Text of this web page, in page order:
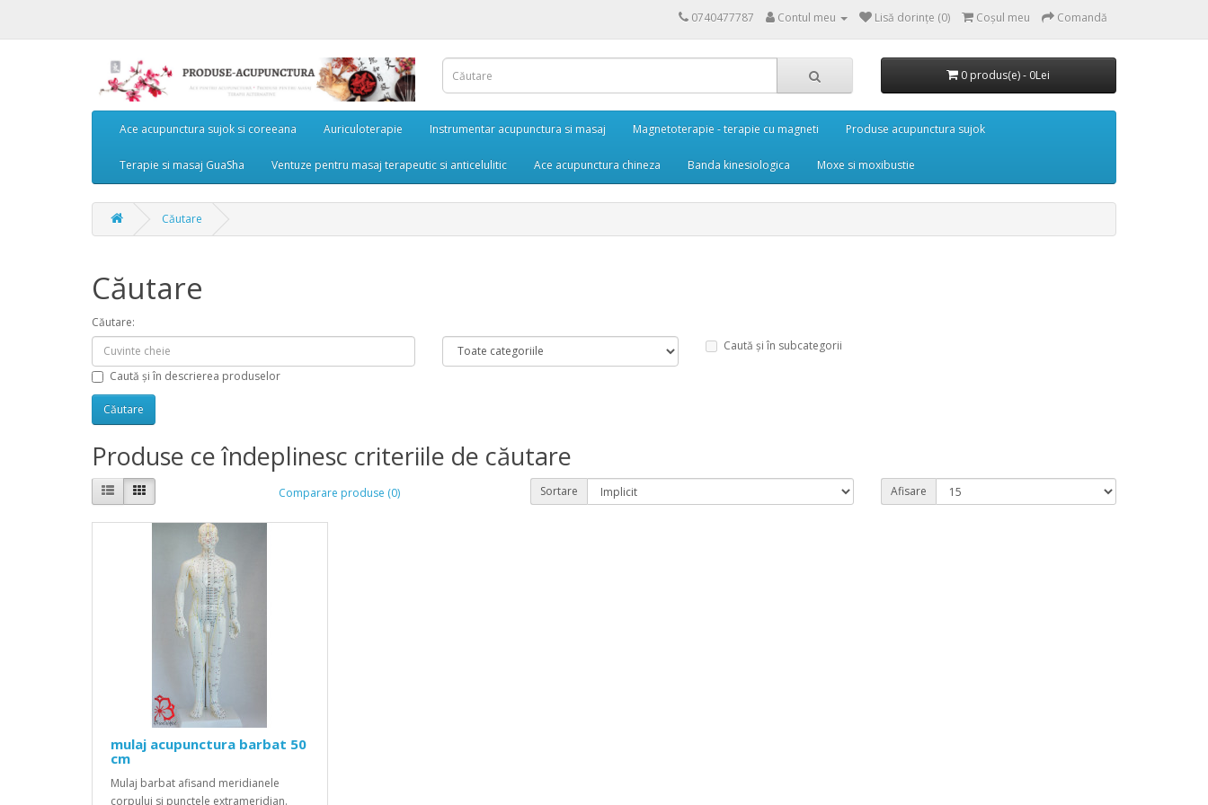
0740477787 Contul meu Lisă dorințe (0) Coşul meu Comandă
0 produs(e) - 0Lei
Ace acupunctura sujok si coreeana Auriculoterapie Instrumentar acupunctura si masaj Magnetoterapie - terapie cu magneti Produse acupunctura sujok
Terapie si masaj GuaSha Ventuze pentru masaj terapeutic si anticelulitic Ace acupunctura chineza Banda kinesiologica Moxe si moxibustie
Căutare
Căutare
Căutare:
Caută și în subcategorii
Caută și în descrierea produselor
Produse ce îndeplinesc criteriile de căutare
Comparare produse (0) Sortare Afisare
mulaj acupunctura barbat 50
cm
Mulaj barbat afisand meridianele
corpului si punctele extrameridian.